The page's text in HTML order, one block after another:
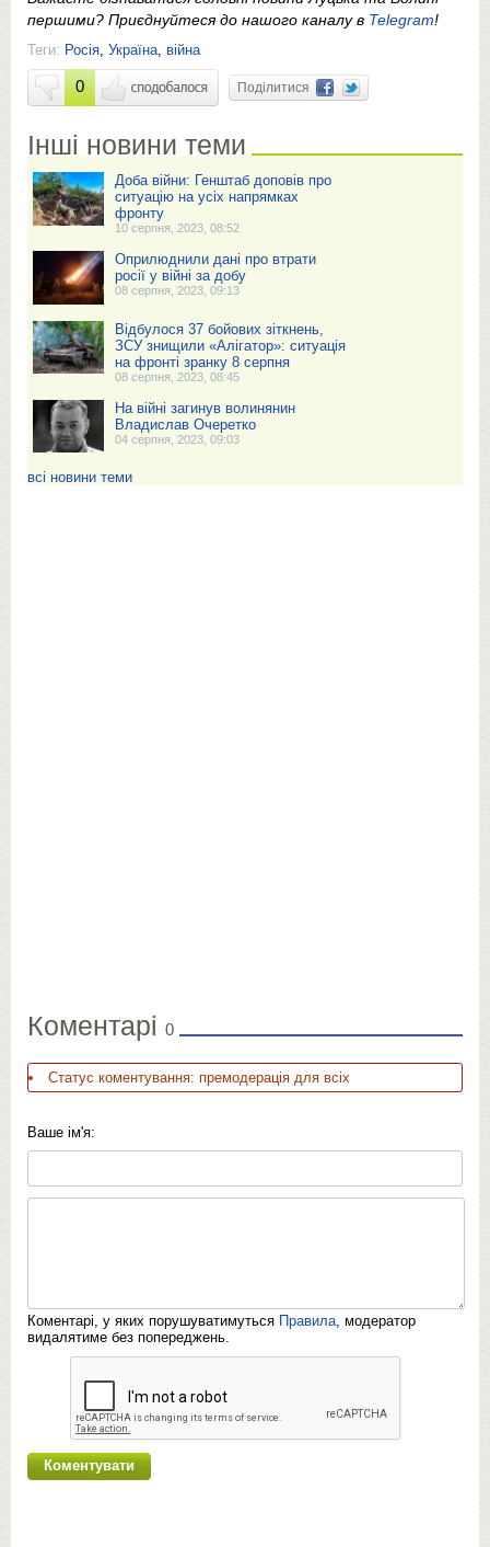
першими? Приєднуйтеся до нашого каналу в Telegram!
Теги: Росія Україна війна
0 Поділитися
Інші новини теми
Доба війни: Генштаб доповів про
ситуацію на усіх напрямках
фронту
10 серпня, 2023, 08:52
Оприлюднили дані про втрати
росії у війні за добу
08 серпня, 2023, 09:13
Відбулося 37 бойових зіткнень,
ЗСУ знищили «Алігатор»: ситуація
на фронті зранку 8 серпня
08 серпня, 2023, 08:45
На війні загинув волинянин
Владислав Очеретко
04 серпня, 2023, 09:03
всі новини теми
Коментарі 0
Статус коментування: премодерація для всіх
Ваше ім'я:
Коментарі, у яких порушуватимуться Правила, модератор
видалятиме без попереджень.